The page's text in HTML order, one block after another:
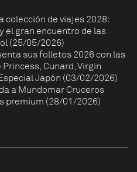
colección de viajes 2028:
el gran encuentro de las
(25/05/2026)
sus folletos 2026 con las
Cunard, Virgin
Japón (03/02/2026)
a Mundomar Cruceros
premium (28/01/2026)